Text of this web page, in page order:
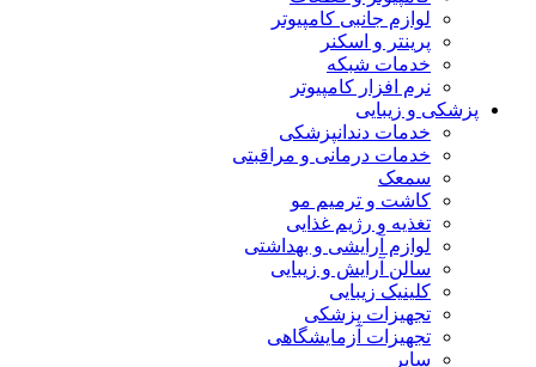
لوازم جانبی کامپیوتر
پرینتر و اسکنر
خدمات شبکه
نرم افزار کامپیوتر
پزشکی و زیبایی
خدمات دندانپزشکی
خدمات درمانی و مراقبتی
سمعک
کاشت و ترمیم مو
تغذیه و رژیم غذایی
لوازم آرایشی و بهداشتی
سالن آرایش و زیبایی
کلینیک زیبایی
تجهیزات پزشکی
تجهیزات آزمایشگاهی
سایر